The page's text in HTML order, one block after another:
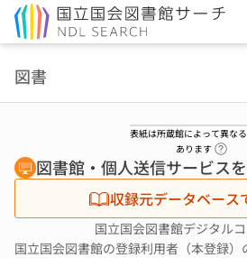
図書
表紙は所蔵館によって異な
あります
図書館・個人送信サービス
収録元データベース
国立国会図書館デジタル
国立国会図書館の登録利用者（本登録